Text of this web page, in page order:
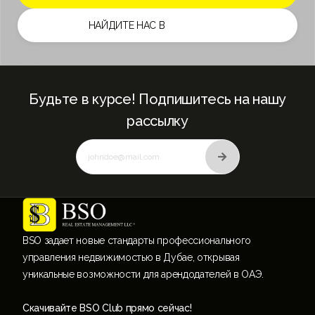
НАЙДИТЕ НАС В
BSO задает новые стандарты профессионального
управления недвижимостью в Дубае, открывая
уникальные возможности для арендодателей в ОАЭ.
Скачивайте BSO Club прямо сейчас!
Будьте в курсе! Подпишитесь на нашу
рассылку